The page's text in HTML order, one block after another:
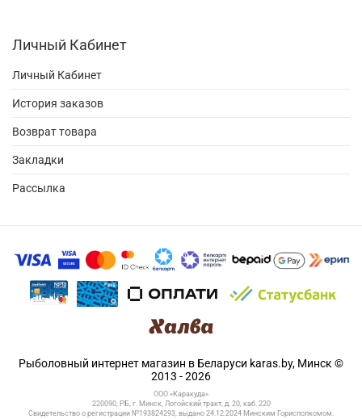
Личный Кабинет
Личный Кабинет
История заказов
Возврат товара
Закладки
Рассылка
Рыболовный интернет магазин в Беларуси karas.by, Минск ©
2013 - 2026
ООО «Каракуда»
220090, РБ, г. Минск, Логойский тракт, д. 20, каб. 220
Свидетельство о регистрации №193824293, выдано 24.12.2024 Минским Горисполкомом.